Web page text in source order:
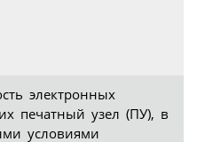
электронных
печатный узел (ПУ), в
условиями